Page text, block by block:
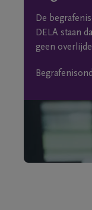
De
DELA staan
geen